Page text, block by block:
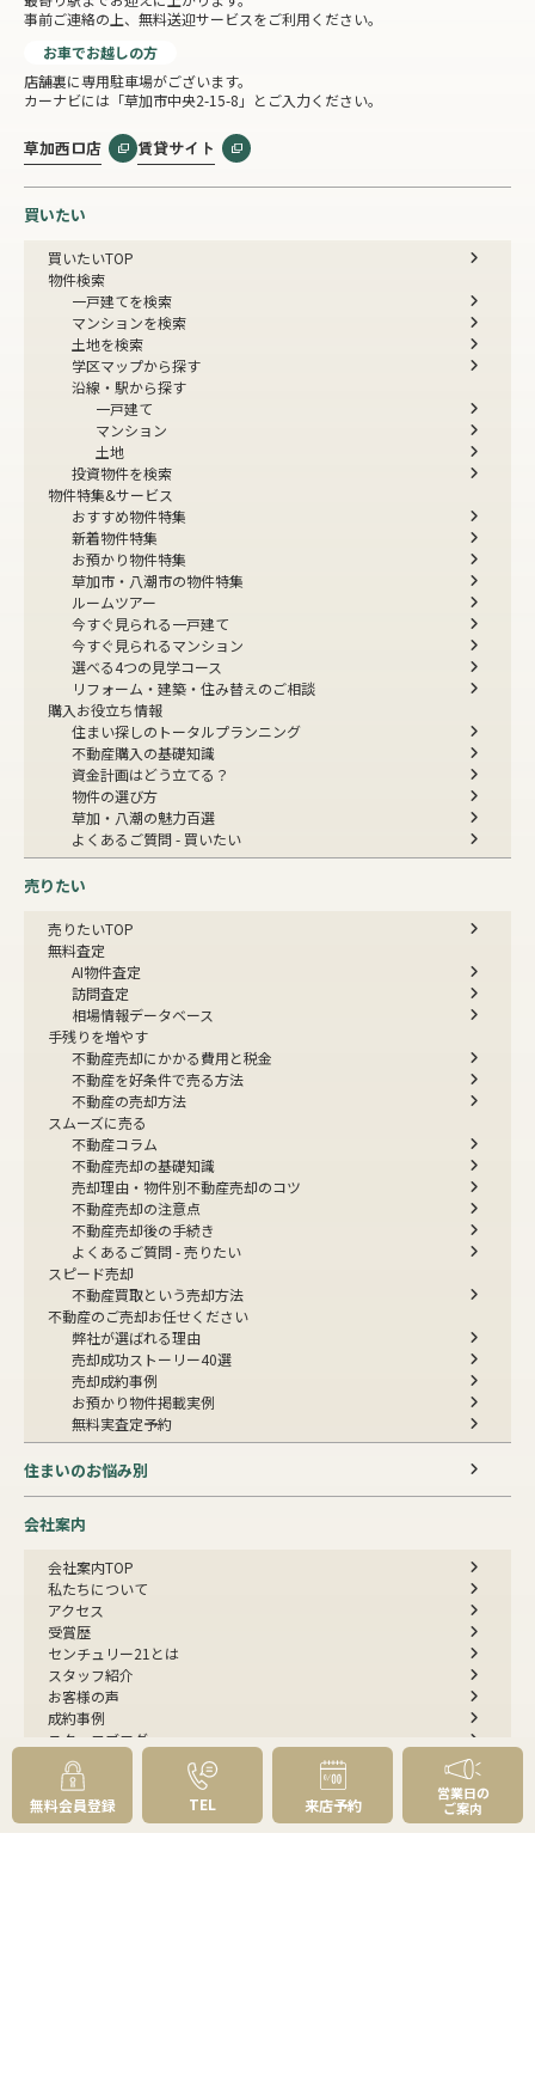
事前ご連絡の上、無料送迎サービスをご利用ください。
お車でお越しの方
店舗裏に専用駐車場がございます。
カーナビには「草加市中央2-15-8」とご入力ください。
草加西口店 賃貸サイト
買いたい
買いたいTOP
物件検索
一戸建てを検索
マンションを検索
土地を検索
学区マップから探す
沿線・駅から探す
一戸建て
マンション
土地
投資物件を検索
物件特集&サービス
おすすめ物件特集
新着物件特集
お預かり物件特集
草加市・八潮市の物件特集
ルームツアー
今すぐ見られる一戸建て
今すぐ見られるマンション
選べる4つの見学コース
リフォーム・建築・住み替えのご相談
購入お役立ち情報
住まい探しのトータルプランニング
不動産購入の基礎知識
資金計画はどう立てる？
物件の選び方
草加・八潮の魅力百選
よくあるご質問 - 買いたい
売りたい
売りたいTOP
無料査定
AI物件査定
訪問査定
相場情報データベース
手残りを増やす
不動産売却にかかる費用と税金
不動産を好条件で売る方法
不動産の売却方法
スムーズに売る
不動産コラム
不動産売却の基礎知識
売却理由・物件別不動産売却のコツ
不動産売却の注意点
不動産売却後の手続き
よくあるご質問 - 売りたい
スピード売却
不動産買取という売却方法
不動産のご売却お任せください
弊社が選ばれる理由
売却成功ストーリー40選
売却成約事例
お預かり物件掲載実例
無料実査定予約
住まいのお悩み別
会社案内
会社案内TOP
私たちについて
アクセス
受賞歴
センチュリー21とは
スタッフ紹介
お客様の声
成約事例
スタッフブログ
お知らせ
採用情報
来店予約
お問い合わせ
無料会員登録 TEL 来店予約
営業日の
ご案内